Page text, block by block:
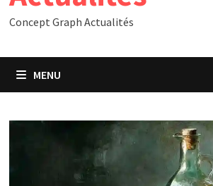
Concept Graph Actualités
MENU